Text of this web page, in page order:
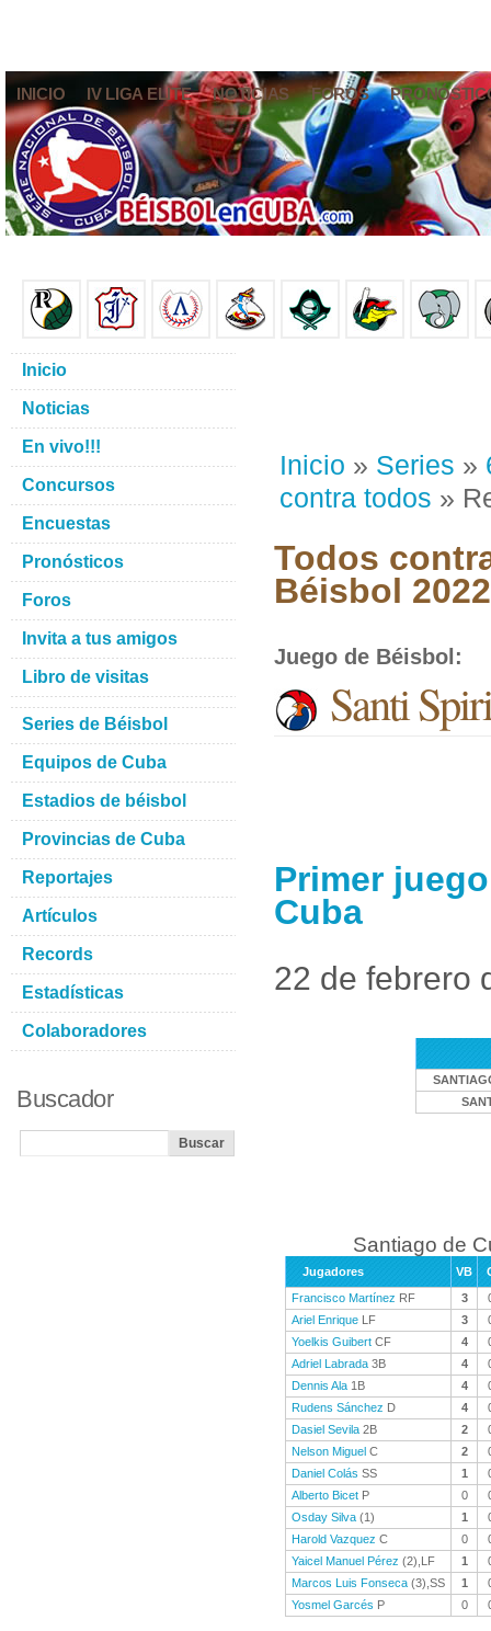
INICIO IV LIGA ELITE NOTICIAS FOROS
Inicio » Series »
contra todos »
Todos
Béisbol 2022
Juego de Béisbol :
Santi
Primer
Cuba
22 de febrero
Santiago de
Jugadores VB
Francisco Martínez RF 3
Ariel Enrique LF 3
Yoelkis Guibert CF 4
Adriel Labrada 3B 4
Dennis Ala 1B 4
Rudens Sánchez D 4
Dasiel Sevila 2B 2
Nelson Miguel C 2
Daniel Colás SS 1
Alberto Bicet P 0
Osday Silva (1) 1
Harold Vazquez C 0
Yaicel Manuel Pérez (2),LF 1
Marcos Luis Fonseca (3),SS 1
Yosmel Garcés P 0
Inicio
Noticias
En vivo!!!
Concursos
Encuestas
Pronósticos
Foros
Invita a tus amigos
Libro de visitas
Series de Béisbol
Equipos de Cuba
Estadios de béisbol
Provincias de Cuba
Reportajes
Artículos
Records
Estadísticas
Colaboradores
Buscador